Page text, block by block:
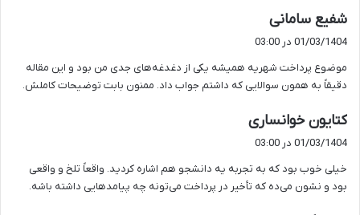
شفیع سامانی
ف
:
01/03/1404 در 03:00
موضوع پرداخت شهریه همیشه یکی از دغدغه‌های جدی من بود و این مقاله
دقیقاً به همون سوالایی که داشتم جواب داد. ممنون بابت توضیحات کاملش.
کتایون خوانساری
:
01/03/1404 در 03:00
خیلی خوب بود که به تجربه یه دانشجو هم اشاره کردید. واقعاً تلخ و واقعی
بود و نشون می‌ده که تأخیر در پرداخت می‌تونه چه پیامدهایی داشته باشه.